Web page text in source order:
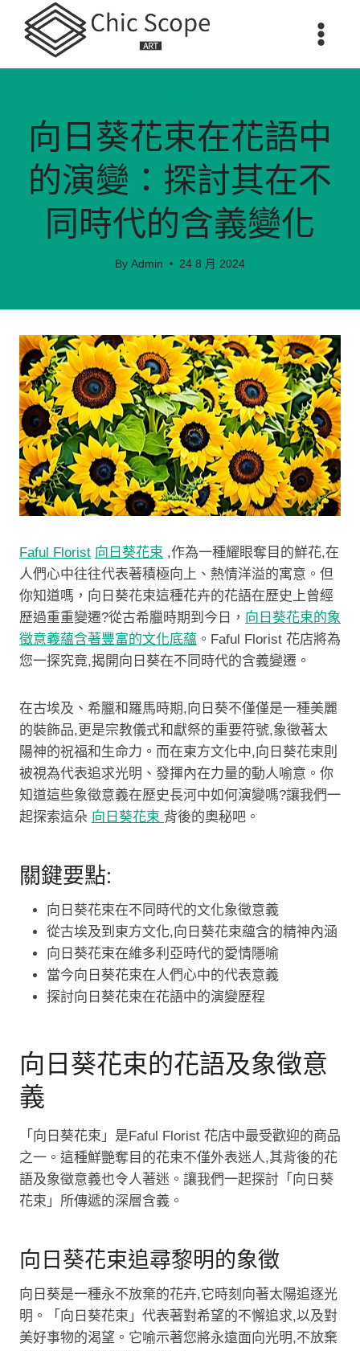
content
向日葵花束在花語中
的演變：探討其在不
同時代的含義變化
By Admin 24 8 月 2024
Faful Florist 向日葵花束 ,作為一種耀眼奪目的鮮花,在
人們心中往往代表著積極向上、熱情洋溢的寓意。但
你知道嗎，向日葵花束這種花卉的花語在歷史上曾經
歷過重重變遷?從古希臘時期到今日， 向日葵花束的象
徵意義蘊含著豐富的文化底蘊 。Faful Florist 花店將為
您一探究竟,揭開向日葵在不同時代的含義變遷。
在古埃及、希臘和羅馬時期,向日葵不僅僅是一種美麗
的裝飾品,更是宗教儀式和獻祭的重要符號,象徵著太
陽神的祝福和生命力。而在東方文化中,向日葵花束則
被視為代表追求光明、發揮內在力量的動人喻意。你
知道這些象徵意義在歷史長河中如何演變嗎?讓我們一
起探索這朵 向日葵花束 背後的奧秘吧。
關鍵要點:
向日葵花束在不同時代的文化象徵意義
從古埃及到東方文化,向日葵花束蘊含的精神內涵
向日葵花束在維多利亞時代的愛情隱喻
當今向日葵花束在人們心中的代表意義
探討向日葵花束在花語中的演變歷程
向日葵花束的花語及象徵意
義
「向日葵花束」是Faful Florist 花店中最受歡迎的商品
之一。這種鮮艷奪目的花束不僅外表迷人,其背後的花
語及象徵意義也令人著迷。讓我們一起探討「向日葵
花束」所傳遞的深層含義。
向日葵花束追尋黎明的象徵
向日葵是一種永不放棄的花卉,它時刻向著太陽追逐光
明。「向日葵花束」代表著對希望的不懈追求,以及對
美好事物的渴望。它喻示著您將永遠面向光明,不放棄